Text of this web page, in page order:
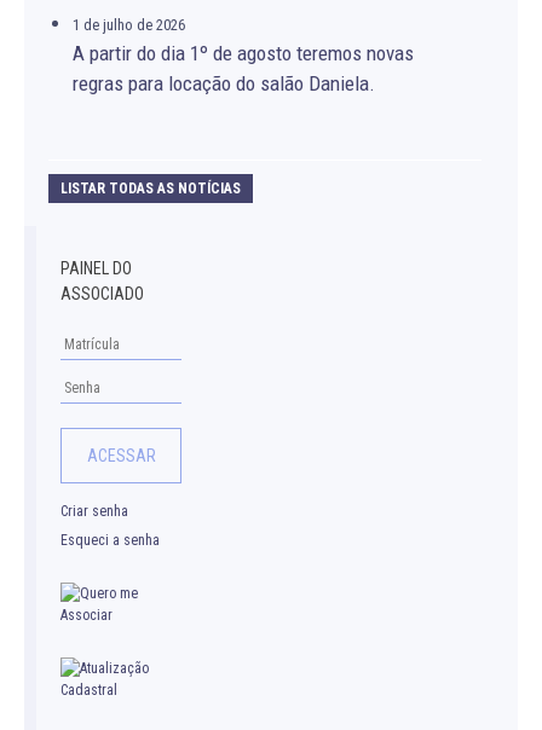
1 de julho de 2026
A partir do dia 1º de agosto teremos novas
regras para locação do salão Daniela.
LISTAR TODAS AS NOTÍCIAS
PAINEL DO
ASSOCIADO
Criar senha
Esqueci a senha